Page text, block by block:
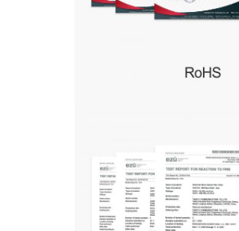
نوری
نوری